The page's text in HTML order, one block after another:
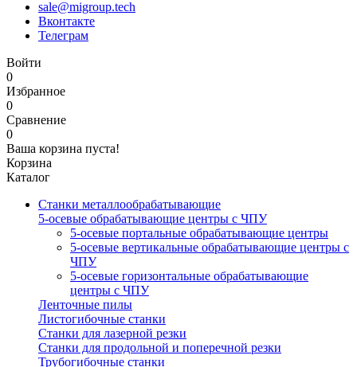
sale@migroup.tech
Вконтакте
Телеграм
Войти
0
Избранное
0
Сравнение
0
Ваша корзина пуста!
Корзина
Каталог
Станки металлообрабатывающие
5-осевые обрабатывающие центры с ЧПУ
5-осевые портальные обрабатывающие центры
5-осевые вертикальные обрабатывающие центры с
ЧПУ
5-осевые горизонтальные обрабатывающие
центры с ЧПУ
Ленточные пилы
Листогибочные станки
Станки для лазерной резки
Станки для продольной и поперечной резки
Трубогибочные станки